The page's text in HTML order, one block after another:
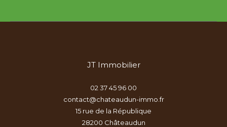
JT Immobilier
02 37 45 96 00
contact@chateaudun-immo.fr
15 rue de la République
28200
châteaudun